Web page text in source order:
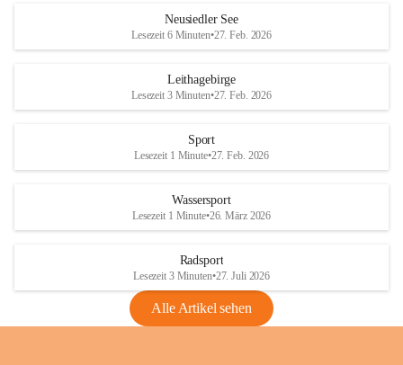
S
und den daraus folgenden wirtschaftlichen
Maßnahmen zur Bekämpfung
Rebe und der Amerikanischen
Anhang VBl. EU Nr. 18
1 Seite•1,4 MB
VBl. EU Nr. 18_2026
r
S
Neusiedler See
Lesezeit 6 Minuten•27. Feb. 2026
Leithagebirge
Lesezeit 3 Minuten•27. Feb. 2026
Sport
Lesezeit 1 Minute•27. Feb. 2026
Wassersport
Lesezeit 1 Minute•26. März 2026
Radsport
Lesezeit 3 Minuten•27. Juli 2026
Alle Artikel sehen